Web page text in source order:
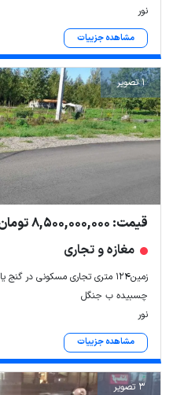
نور
مشاهده جزییات
1 تصویر
قیمت: 8,500,000,000 تومان
مغازه و تجاری
زمین۱۲۴ متری تجاری مسکونی در گنج
چسبیده ب جنگل
نور
مشاهده جزییات
3 تصویر